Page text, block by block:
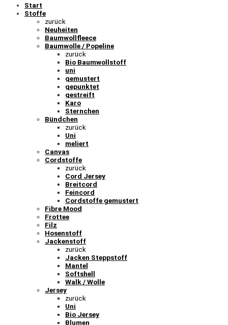
Start
Stoffe
zurück
Neuheiten
Baumwollfleece
Baumwolle / Popeline
zurück
Bio Baumwollstoff
uni
gemustert
gepunktet
gestreift
Karo
Sternchen
Bündchen
zurück
Uni
meliert
Canvas
Cordstoffe
zurück
Cord Jersey
Breitcord
Feincord
Cordstoffe gemustert
Fibre Mood
Frottee
Filz
Hosenstoff
Jackenstoff
zurück
Jacken Steppstoff
Mantel
Softshell
Walk / Wolle
Jersey
zurück
Uni
Bio Jersey
Blumen